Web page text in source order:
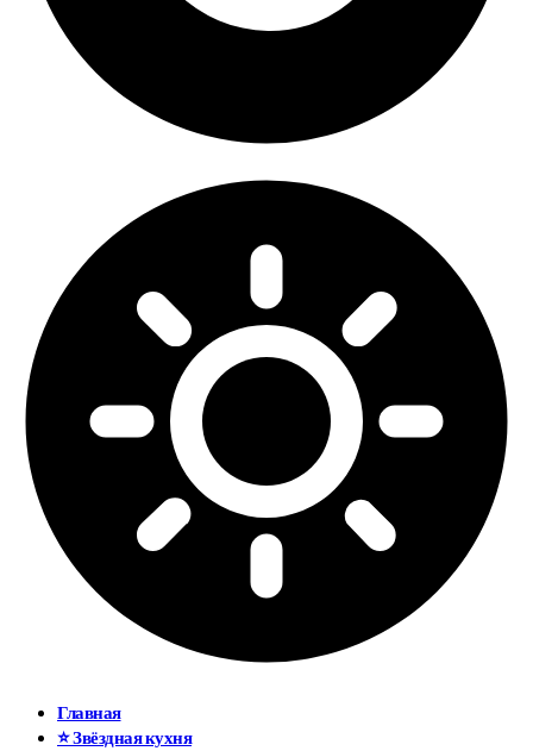
Главная
⭐ Звёздная кухня